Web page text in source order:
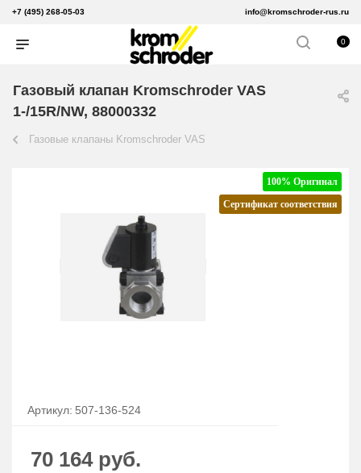
+7 (495) 268-05-03 info@kromschroder-rus.ru
0
Газовый клапан Kromschroder VAS
1-/15R/NW, 88000332
Газовые клапаны Kromschroder VAS
100% Оригинал
Сертификат соответствия
Артикул: 507-136-524
70 164руб.